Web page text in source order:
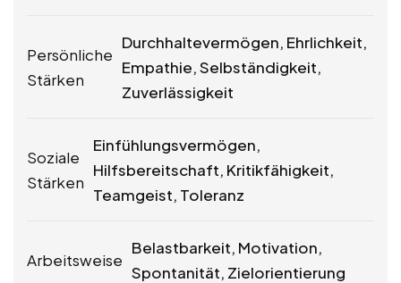
Persönliche
Stärken
Durchhaltevermögen, Ehrlichkeit,
Empathie, Selbständigkeit,
Zuverlässigkeit
Soziale
Stärken
Einfühlungsvermögen,
Hilfsbereitschaft, Kritikfähigkeit,
Teamgeist, Toleranz
Arbeitsweise
Belastbarkeit, Motivation,
Spontanität, Zielorientierung